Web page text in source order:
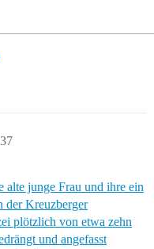
alte junge Frau und ihre ein
der Kreuzberger
plötzlich von etwa zehn
und angefasst